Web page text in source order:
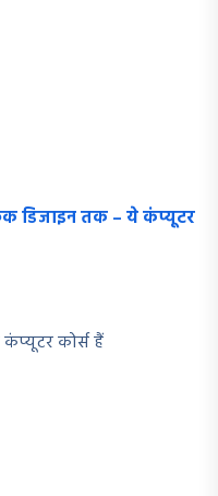
डिजाइन तक – ये कंप्यूटर
कोर्स हैं